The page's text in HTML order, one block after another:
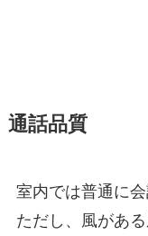
通話品質
室内では普通に会
ただし、風があ